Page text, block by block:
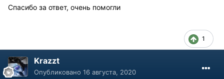
Спасибо за ответ, очень помогли
1
Krazzt
Опубликовано 16 августа, 2020